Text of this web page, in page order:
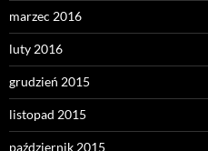
marzec 2016
luty 2016
grudzień 2015
listopad 2015
październik 2015